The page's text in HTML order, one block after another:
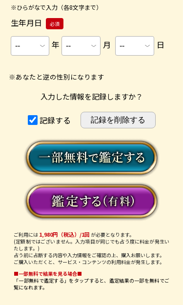
※ひらがなで入力（各8文字まで）
生年月日 必須
年 月 日
※あなたと逆の性別になります
入力した情報を記録しますか？
記録する
ご利用には 1,980円（税込）/1回 が必要となります。
(定額制ではございません。入力項目が同じでも占う度に料金が発生い
たします。)
占う前に占断する内容や入力情報をご確認の上、購入お願いします。
ご購入いただくと、サービス・コンテンツの利用料金が発生します。
■一部無料で結果を見る場合■
「一部無料で鑑定する」を タップすると、鑑定結果の一部を無料でご
覧になれます。